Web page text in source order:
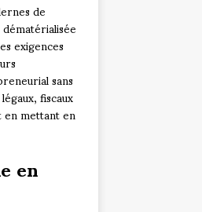
de
exigences
sans
fiscaux
mettant en
en